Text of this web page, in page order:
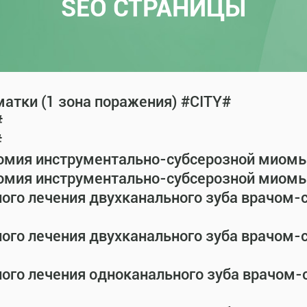
SEO СТРАНИЦЫ
(1 зона поражения) #CITY#
инструментально-субсерозной
инструментально-субсерозной
лечения двухканального зуба
лечения двухканального зуба
лечения одноканального зуба